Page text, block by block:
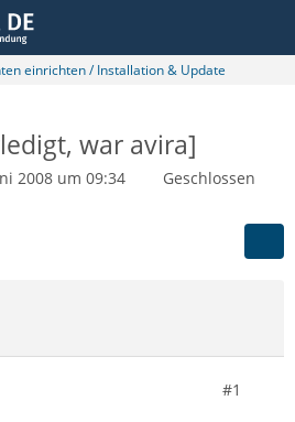
einrichten / Installation & Update
war avira]
2008 um 09:34
Geschlossen
#1